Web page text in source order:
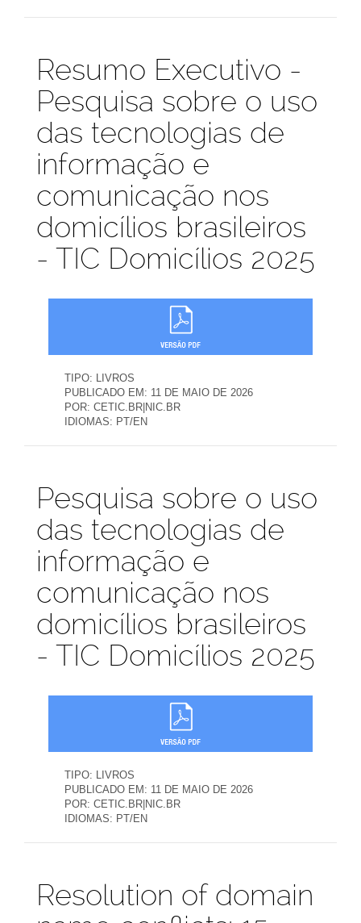
Publicações
Resumo Executivo -
Pesquisa sobre o uso
das tecnologias de
informação e
comunicação nos
domicílios brasileiros
- TIC Domicílios 2025
TIPO: LIVROS
PUBLICADO EM: 11 DE MAIO DE 2026
POR: CETIC.BR|NIC.BR
IDIOMAS: PT/EN
Publicações
Pesquisa sobre o uso
das tecnologias de
informação e
comunicação nos
domicílios brasileiros
- TIC Domicílios 2025
TIPO: LIVROS
PUBLICADO EM: 11 DE MAIO DE 2026
POR: CETIC.BR|NIC.BR
IDIOMAS: PT/EN
Publicações
Resolution of domain